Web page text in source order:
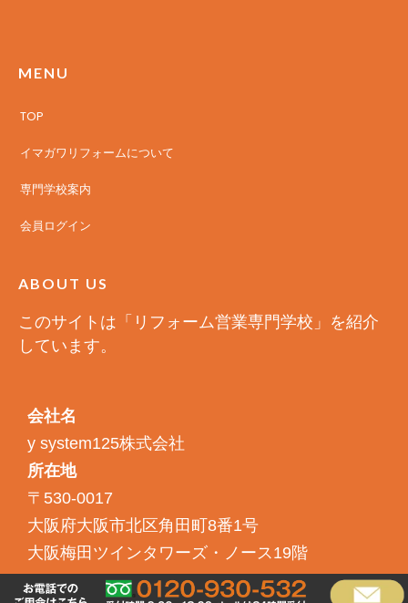
MENU
TOP
イマガワリフォームについて
専門学校案内
会員ログイン
ABOUT US
このサイトは「リフォーム営業専門学校」を紹介
しています。
会社名
y system125株式会社
所在地
〒530-0017
大阪府大阪市北区角田町8番1号
大阪梅田ツインタワーズ・ノース19階